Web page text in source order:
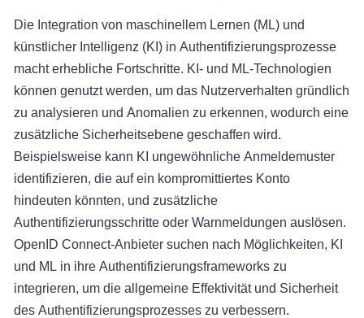
Die Integration von maschinellem Lernen (ML) und
künstlicher Intelligenz (KI) in Authentifizierungsprozesse
macht erhebliche Fortschritte. KI- und ML-Technologien
können genutzt werden, um das Nutzerverhalten gründlich
zu analysieren und Anomalien zu erkennen, wodurch eine
zusätzliche Sicherheitsebene geschaffen wird.
Beispielsweise kann KI ungewöhnliche Anmeldemuster
identifizieren, die auf ein kompromittiertes Konto
hindeuten könnten, und zusätzliche
Authentifizierungsschritte oder Warnmeldungen auslösen.
OpenID Connect-Anbieter suchen nach Möglichkeiten, KI
und ML in ihre Authentifizierungsframeworks zu
integrieren, um die allgemeine Effektivität und Sicherheit
des Authentifizierungsprozesses zu verbessern.